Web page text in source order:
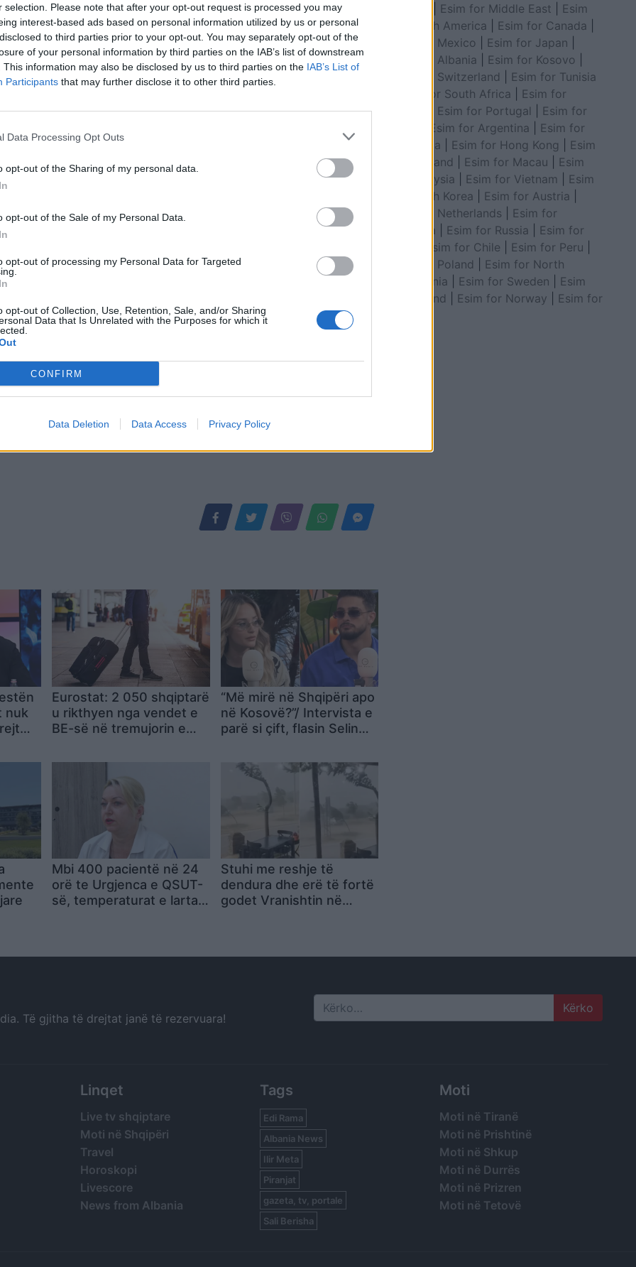
selection. Please note that after your opt-out request is processed you may
interest-based ads based on personal information utilized by us or personal
to third parties prior to your opt-out. You may separately opt-out of the
of your personal information by third parties on the IAB’s list of downstream
This information may also be disclosed by us to third parties on the IAB’s List of
Participants that may further disclose it to other third parties.
Data Processing Opt Outs
opt-out of the Sharing of my personal data.
opt-out of the Sale of my Personal Data.
opt-out of processing my Personal Data for Targeted
opt-out of Collection, Use, Retention, Sale, and/or Sharing
Data that Is Unrelated with the Purposes for which it
CONFIRM
Data Deletion Data Access Privacy Policy
e negociatave”/
Maqedonisë së Veriut “lexon”
e KE: Jemi para
Greqia pretendon: Maqedonia e Veriut ka
shkelur marrëveshjen historike për emrin
nuk
Eurostat: 2 050 shqiptarë
u rikthyen nga vendet e
BE-së në tremujorin e
“Më mirë në Shqipëri apo
në Kosovë?”/ Intervista e
parë si çift, flasin Selin
bashkëjetojmë
Mbi 400 pacientë në 24
orë te Urgjenca e QSUT-
së, temperaturat e larta
Stuhi me reshje të
dendura dhe erë të fortë
godet Vranishtin në
Esim for Middle East
Esim
for South America
Esim for Canada
Esim for Mexico
Esim for Japan
Esim for Albania
Esim for Kosovo
Esim for Switzerland
Esim for Tunisia
Esim for South Africa
Esim for
Esim for Portugal
Esim for
Esim for Argentina
Esim for
Colombia
Esim for Hong Kong
Esim
for Thailand
Esim for Macau
Esim
for Malaysia
Esim for Vietnam
Esim
for South Korea
Esim for Austria
Esim for Netherlands
Esim for
Australia
Esim for Russia
Esim for
Esim for Chile Esim for Peru
Esim for Poland
Esim for North
Macedonia
Esim for Sweden
Esim
for Finland
Esim for Norway
Esim for
Të gjitha të drejtat janë të rezervuara! Search
Linqet
Live tv shqiptare
Moti në Shqipëri
Travel
Horoskopi
Livescore
News from Albania
Tags
Edi Rama
Albania News
Ilir Meta
Piranjat
gazeta, tv, portale
Sali Berisha
Moti
Moti në Tiranë
Moti në Prishtinë
Moti në Shkup
Moti në Durrës
Moti në Prizren
Moti në Tetovë